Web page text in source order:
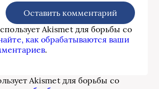
Akismet для борьбы со
как обрабатываются ваши
.
Akismet для борьбы со